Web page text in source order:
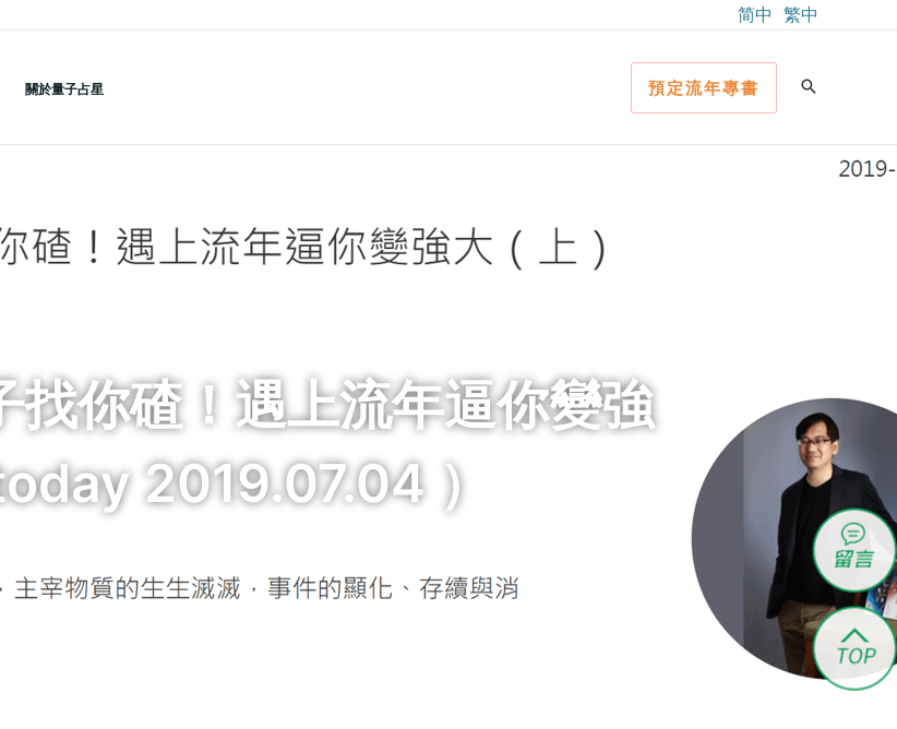
简中 繁中
關於量子占星 預定流年專書
找你碴！遇上流年逼你變強
2019.07.04 ）